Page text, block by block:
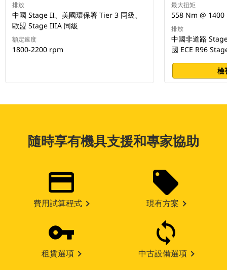
排放
中國 Stage II、美國環保署 Tier 3 同級、
歐盟 Stage IIIA 同級
額定速度
1800-2200 rpm
最大扭矩
558 Nm @
排放
中國非道路
國 ECE R96
檢
隨時享有機具支援和專家協助
費用試算程式 現有方案
租賃選項 中古設備選項